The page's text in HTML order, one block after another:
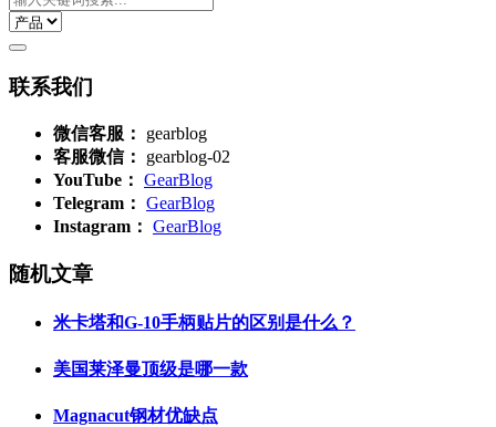
联系我们
微信客服：
gearblog
客服微信：
gearblog-02
YouTube： GearBlog
Telegram： GearBlog
Instagram： GearBlog
随机文章
米卡塔和G-10手柄贴片的区别是什么？
美国莱泽曼顶级是哪一款
Magnacut钢材优缺点